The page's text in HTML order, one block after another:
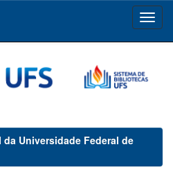
Universidade Federal de